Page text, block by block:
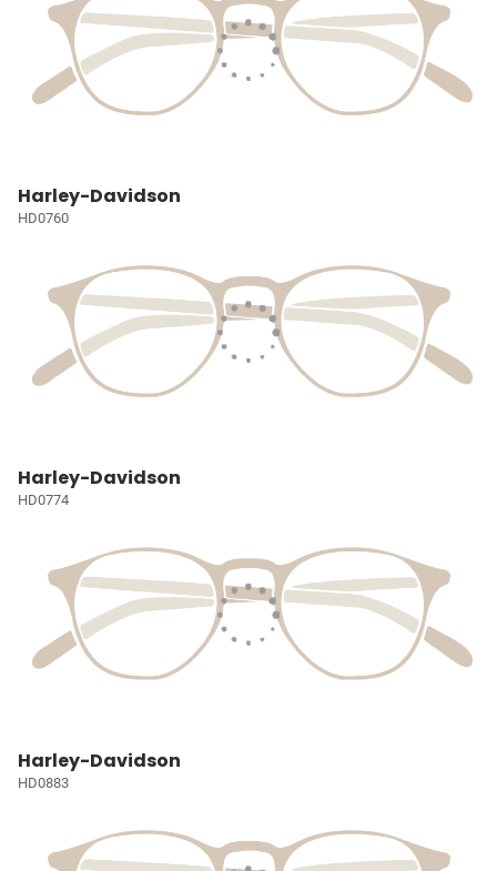
Harley-Davidson
HD0760
Harley-Davidson
HD0774
Harley-Davidson
HD0883